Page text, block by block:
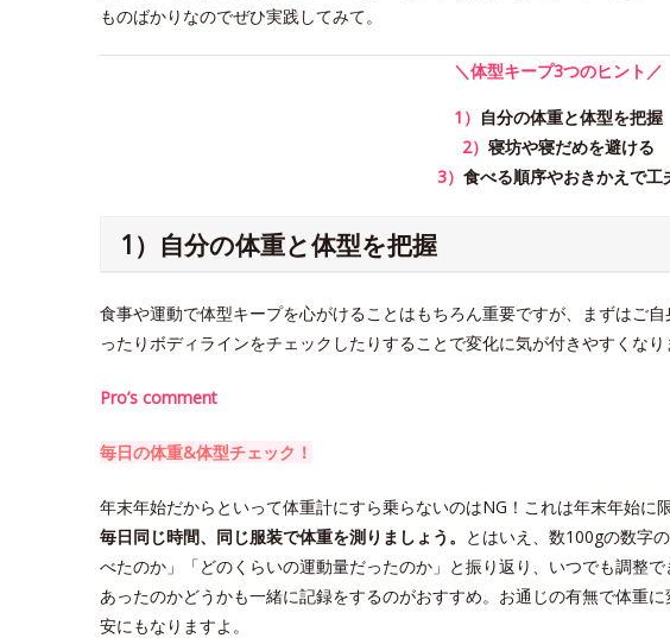
ものばかりなのでぜひ実践してみて。
＼体型キープ3つのヒント／
1） 自分の体重と体型を把握
2） 寝坊や寝だめを避ける
3） 食べる順序やおきかえで工
1）自分の体重と体型を把握
食事や運動で体型キープを心がけることはもちろん重要ですが、まずはご
ったりボディラインをチェックしたりすることで変化に気が付きやすくなり
Pro’s comment
毎日の体重&体型チェック！
年末年始だからといって体重計にすら乗らないのはNG！これは年末年始に
毎日同じ時間、同じ服装で体重を測りましょう。 とはいえ、数100gの数字
べたのか」「どのくらいの運動量だったのか」と振り返り、いつでも調整
あったのかどうかも一緒に記録をするのがおすすめ。お通じの有無で体重
安にもなりますよ。